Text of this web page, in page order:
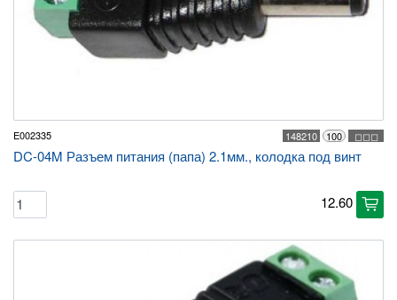
E002335 ◻◻◻
100
148210
DC-04M Разъем питания (папа) 2.1мм., колодка под винт
12.60 cart